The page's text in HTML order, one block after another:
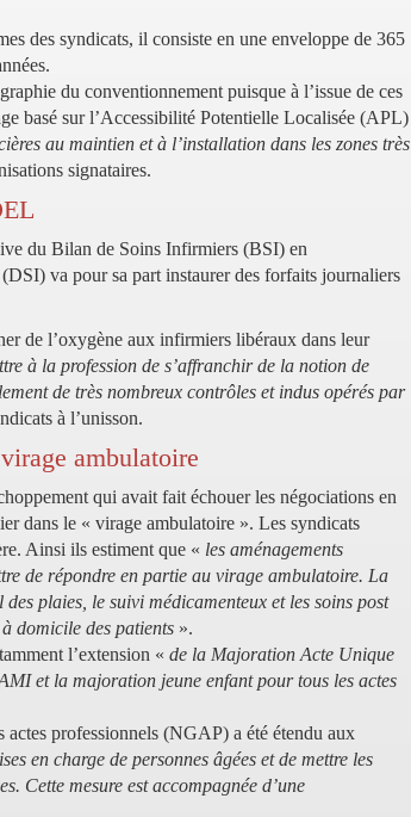
des syndicats, il consiste en une enveloppe de 365
du conventionnement puisque à l’issue de ces
basé sur l’Accessibilité Potentielle Localisée (APL)
au maintien et à l’installation dans les zones très
signataires.
du Bilan de Soins Infirmiers (BSI) en
va pour sa part instaurer des forfaits journaliers
de l’oxygène aux infirmiers libéraux dans leur
à la profession de s’affranchir de la notion de
de très nombreux contrôles et indus opérés par
à l’unisson.
ambulatoire
qui avait fait échouer les négociations en
dans le « virage ambulatoire ». Les syndicats
Ainsi ils estiment que « les aménagements
de répondre en partie au virage ambulatoire. La
plaies, le suivi médicamenteux et les soins post
domicile des patients ».
l’extension « de la Majoration Acte Unique
et la majoration jeune enfant pour tous les actes
actes professionnels (NGAP) a été étendu aux
en charge de personnes âgées et de mettre les
Cette mesure est accompagnée d’une